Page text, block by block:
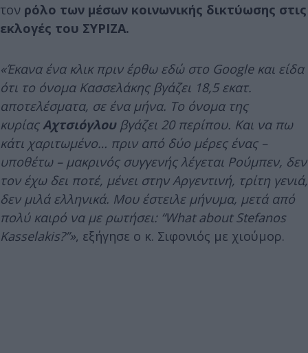
τον ρόλο των μέσων κοινωνικής δικτύωσης στις
εκλογές του ΣΥΡΙΖΑ.
«Έκανα ένα κλικ πριν έρθω εδώ στο Google και είδα
ότι το όνομα Κασσελάκης βγάζει 18,5 εκατ.
αποτελέσματα, σε ένα μήνα. Το όνομα της
κυρίας Αχτσιόγλουβγάζει 20 περίπου. Και να πω
κάτι χαριτωμένο… πριν από δύο μέρες ένας –
υποθέτω – μακρινός συγγενής λέγεται Ρούμπεν, δεν
τον έχω δει ποτέ, μένει στην Αργεντινή, τρίτη γενιά,
δεν μιλά ελληνικά. Μου έστειλε μήνυμα, μετά από
πολύ καιρό να με ρωτήσει: “What about Stefanos
Kasselakis?”», εξήγησε ο κ. Σιφονιός με χιούμορ.